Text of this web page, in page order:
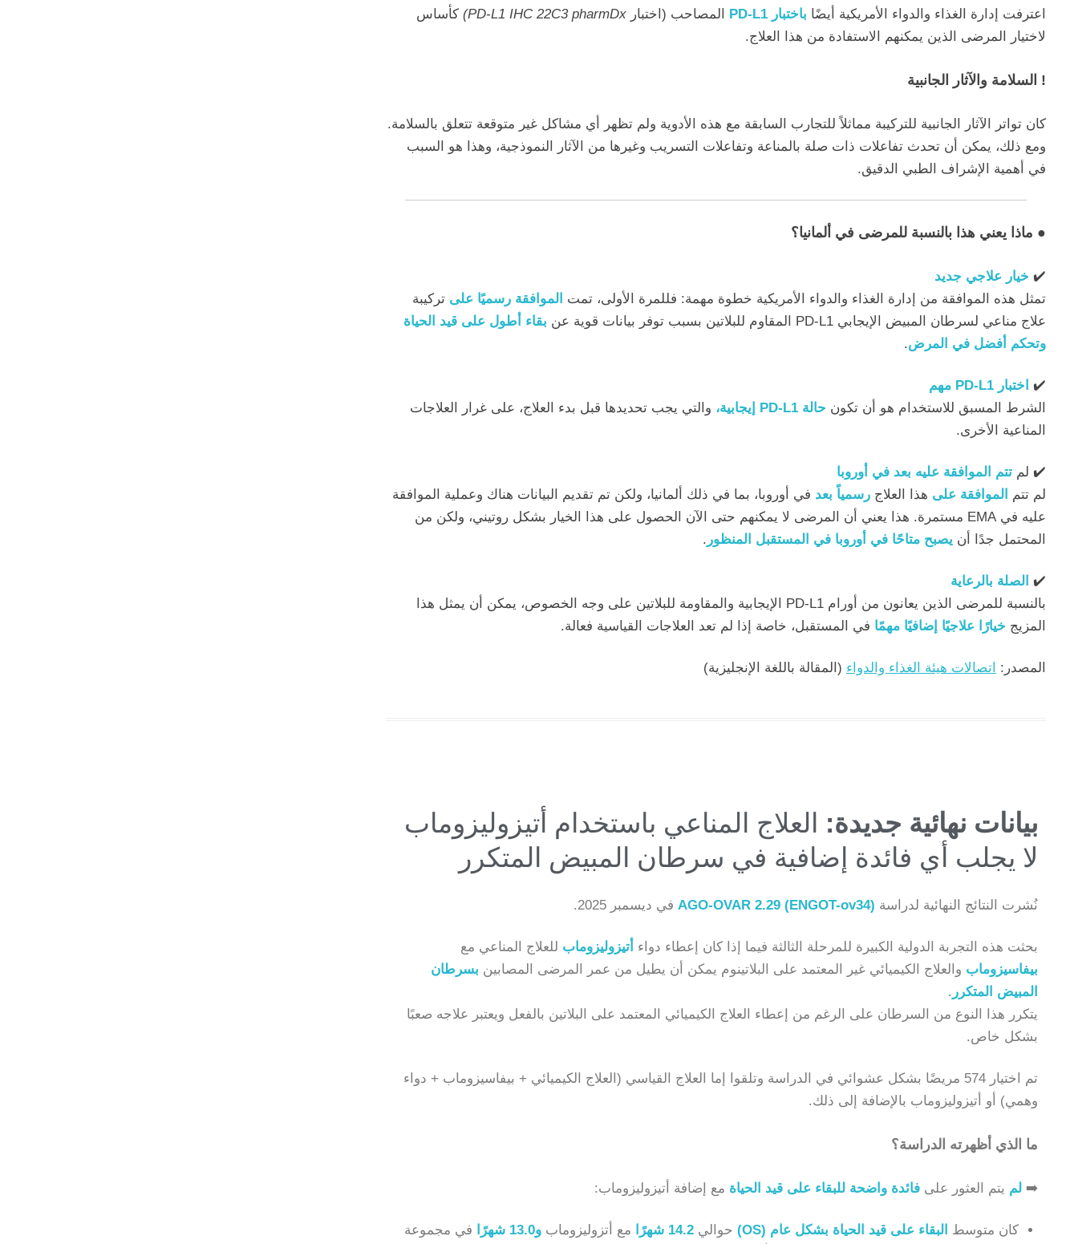
اعترفت إدارة الغذاء والدواء الأمريكية أيضًا باختبار PD-L1 المصاحب (اختبار PD-L1 IHC 22C3 pharmDx) كأساس
لاختيار المرضى الذين يمكنهم الاستفادة من هذا العلاج.
! السلامة والآثار الجانبية
كان تواتر الآثار الجانبية للتركيبة مماثلاً للتجارب السابقة مع هذه الأدوية ولم تظهر أي مشاكل غير متوقعة تتعلق بالسلامة.
ومع ذلك، يمكن أن تحدث تفاعلات ذات صلة بالمناعة وتفاعلات التسريب وغيرها من الآثار النموذجية، وهذا هو السبب
في أهمية الإشراف الطبي الدقيق.
● ماذا يعني هذا بالنسبة للمرضى في ألمانيا؟
✔️ خيار علاجي جديد
تمثل هذه الموافقة من إدارة الغذاء والدواء الأمريكية خطوة مهمة: فللمرة الأولى، تمت الموافقة رسميًا على تركيبة
علاج مناعي لسرطان المبيض الإيجابي PD-L1 المقاوم للبلاتين بسبب توفر بيانات قوية عن
بقاء أطول على قيد الحياة
وتحكم أفضل في المرض.
✔️
اختبار PD-L1 مهم
الشرط المسبق للاستخدام هو أن تكون حالة PD-L1 إيجابية،
والتي يجب تحديدها قبل بدء العلاج، على غرار العلاجات
المناعية الأخرى.
✔️ لم تتم الموافقة عليه بعد في أوروبا
لم تتم الموافقة على هذا العلاج رسمياً بعد في أوروبا، بما في ذلك ألمانيا، ولكن تم تقديم البيانات هناك وعملية الموافقة
عليه في EMA مستمرة. هذا يعني أن المرضى لا يمكنهم حتى الآن الحصول على هذا الخيار بشكل روتيني، ولكن من
المحتمل جدًا أن يصبح متاحًا في أوروبا في المستقبل المنظور .
✔️ الصلة بالرعاية
بالنسبة للمرضى الذين يعانون من أورام PD-L1 الإيجابية والمقاومة للبلاتين على وجه الخصوص، يمكن أن يمثل هذا
المزيج خيارًا علاجيًا إضافيًا مهمًا في المستقبل، خاصة إذا لم تعد العلاجات القياسية فعالة.
المصدر: اتصالات هيئة الغذاء والدواء (المقالة باللغة الإنجليزية)
بيانات نهائية جديدة: العلاج المناعي باستخدام أتيزوليزوماب
لا يجلب أي فائدة إضافية في سرطان المبيض المتكرر
نُشرت النتائج النهائية لدراسة AGO-OVAR 2.29 (ENGOT-ov34) في ديسمبر 2025.
بحثت هذه التجربة الدولية الكبيرة للمرحلة الثالثة فيما إذا كان إعطاء دواء أتيزوليزوماب للعلاج المناعي مع
بيفاسيزوماب والعلاج الكيميائي غير المعتمد على البلاتينوم يمكن أن يطيل من عمر المرضى المصابين بسرطان
المبيض المتكرر .
يتكرر هذا النوع من السرطان على الرغم من إعطاء العلاج الكيميائي المعتمد على البلاتين بالفعل ويعتبر علاجه صعبًا
بشكل خاص.
تم اختيار 574 مريضًا بشكل عشوائي في الدراسة وتلقوا إما العلاج القياسي (العلاج الكيميائي + بيفاسيزوماب + دواء
وهمي) أو أتيزوليزوماب بالإضافة إلى ذلك.
ما الذي أظهرته الدراسة؟
➡️ لم يتم العثور على فائدة واضحة للبقاء على قيد الحياة مع إضافة أتيزوليزوماب:
كان متوسط البقاء على قيد الحياة بشكل عام (OS) حوالي 14.2 شهرًا مع أتزوليزوماب و13.0 شهرًا
في مجموعة